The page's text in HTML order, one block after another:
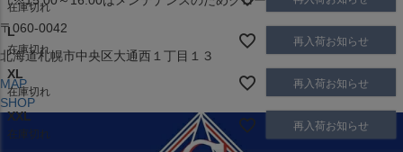
〒060-0042
北海道札幌市中央区大通西１丁目１３
MAP
SHOP
在庫切れ
L
在庫切れ
再入荷お知らせ
XL
在庫切れ
再入荷お知らせ
XXL
在庫切れ
再入荷お知らせ